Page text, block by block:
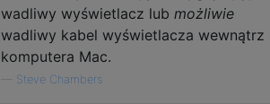
wadliwy wyświetlacz lub możliwie
wadliwy kabel wyświetlacza wewnątrz
komputera Mac.
Steve Chambers